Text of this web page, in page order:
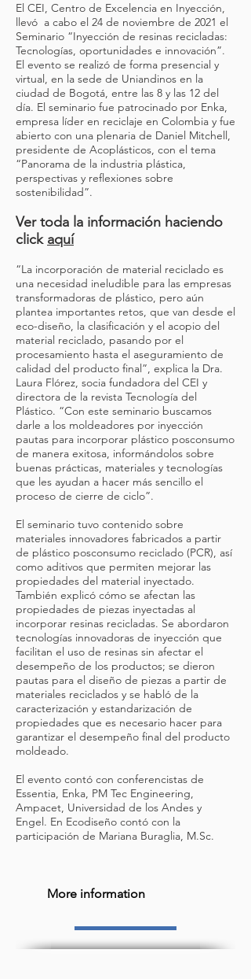
El CEI, Centro de Excelencia en Inyección,
llevó a cabo el 24 de noviembre de 2021 el
Seminario “Inyección de resinas recicladas:
Tecnologías, oportunidades e innovación”.
El evento se realizó de forma presencial y
virtual, en la sede de Uniandinos en la
ciudad de Bogotá, entre las 8 y las 12 del
día. El seminario fue patrocinado por Enka,
empresa líder en reciclaje en Colombia y fue
abierto con una plenaria de Daniel Mitchell,
presidente de Acoplásticos, con el tema
“Panorama de la industria plástica,
perspectivas y reflexiones sobre
sostenibilidad”.
Ver toda la información haciendo
click aquí
“La incorporación de material reciclado es
una necesidad ineludible para las empresas
transformadoras de plástico, pero aún
plantea importantes retos, que van desde el
eco-diseño, la clasificación y el acopio del
material reciclado, pasando por el
procesamiento hasta el aseguramiento de
calidad del producto final”, explica la Dra.
Laura Flórez, socia fundadora del CEI y
directora de la revista Tecnología del
Plástico. “Con este seminario buscamos
darle a los moldeadores por inyección
pautas para incorporar plástico posconsumo
de manera exitosa, informándolos sobre
buenas prácticas, materiales y tecnologías
que les ayudan a hacer más sencillo el
proceso de cierre de ciclo”.
El seminario tuvo contenido sobre
materiales innovadores fabricados a partir
de plástico posconsumo reciclado (PCR), así
como aditivos que permiten mejorar las
propiedades del material inyectado.
También explicó cómo se afectan las
propiedades de piezas inyectadas al
incorporar resinas recicladas. Se abordaron
tecnologías innovadoras de inyección que
facilitan el uso de resinas sin afectar el
desempeño de los productos; se dieron
pautas para el diseño de piezas a partir de
materiales reciclados y se habló de la
caracterización y estandarización de
propiedades que es necesario hacer para
garantizar el desempeño final del producto
moldeado.
El evento contó con conferencistas de
Essentia, Enka, PM Tec Engineering,
Ampacet, Universidad de los Andes y
Engel. En Ecodiseño contó con la
participación de Mariana Buraglia, M.Sc.
More information